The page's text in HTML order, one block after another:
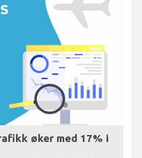
øker med 17% i